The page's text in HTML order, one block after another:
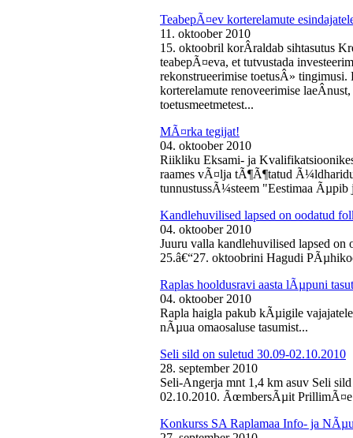
TeabepÃ¤ev korterelamute
11. oktoober 2010
15. oktoobril korÂ­raldab sihtasutus
teabepÃ¤eva, et tutvustada
rekonstrueerimise toetusÂ»
korterelamute renoveerimise
toetusmeetmetest...
MÃ¤rka tegijat!
04. oktoober 2010
Riikliku Eksami- ja
raames vÃ¤lja tÃ¶Ã¶tatud
tunnustussÃ¼steem "Eestimaa
Kandlehuvilised lapsed on oodatud
04. oktoober 2010
Juuru valla kandlehuvilised lapsed
25.â€“27. oktoobrini Hagudi
Raplas hooldusravi aasta lÃµpuni
04. oktoober 2010
Rapla haigla pakub kÃµigile
nÃµua omaosaluse tasumist...
Seli sild on suletud 30.09-02.10.2010
28. september 2010
Seli-Angerja mnt 1,4 km asuv Seli
02.10.2010. ÃœmbersÃµit
Konkurss SA Raplamaa Info- ja